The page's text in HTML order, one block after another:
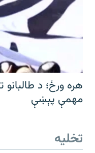
هره ورځ؛ د طالبانو
مهمې پېښې
تخلیه